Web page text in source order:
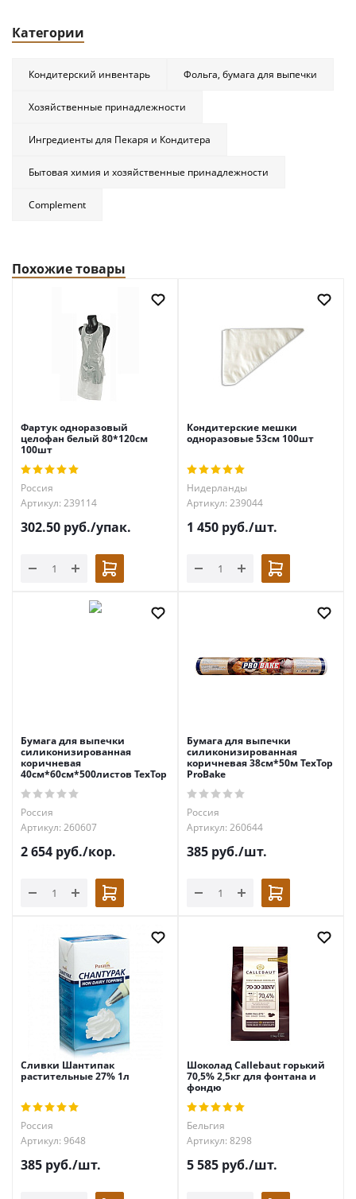
Категории
Кондитерский инвентарь Фольга, бумага для выпечки
Хозяйственные принадлежности
Ингредиенты для Пекаря и Кондитера
Бытовая химия и хозяйственные принадлежности
Complement
Похожие товары
Фартук одноразовый
целофан белый 80*120см
100шт
Россия
Артикул: 239114
302.50 руб./упак.
Кондитерские мешки
одноразовые 53см 100шт
Нидерланды
Артикул: 239044
1 450 руб./шт.
Бумага для выпечки
силиконизированная
коричневая
40см*60см*500листов TexTop
Россия
Артикул: 260607
2 654 руб./кор.
Бумага для выпечки
силиконизированная
коричневая 38см*50м TexTop
ProBake
Россия
Артикул: 260644
385 руб./шт.
Сливки Шантипак
растительные 27% 1л
Россия
Артикул: 9648
385 руб./шт.
Шоколад Callebaut горький
70,5% 2,5кг для фонтана и
фондю
Бельгия
Артикул: 8298
5 585 руб./шт.